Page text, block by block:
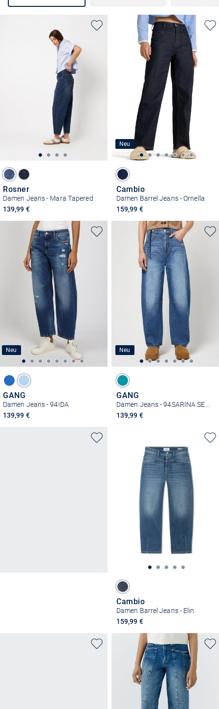
Rosner
Damen Jeans - Mara Tapered
139,99 €
Neu
Cambio
Damen Barrel Jeans - Ornella
159,99 €
Neu
GANG
Damen Jeans - 94IDA
139,99 €
Neu
GANG
139,99 €
Cambio
Damen Barrel Jeans - Elin
159,99 €